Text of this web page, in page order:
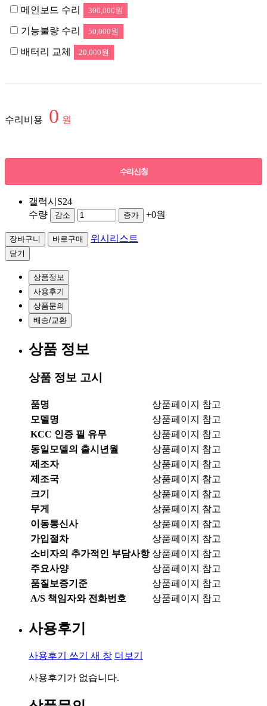
메인보드 수리 300,000원
기능불량 수리 50,000원
배터리 교체 20,000원
수리비용 0 원
수리신청
갤럭시S24
수량
감소 증가 +0원
위시리스트
닫기
상품정보
사용후기
상품문의
배송/교환
상품 정보
상품 정보 고시
품명
상품페이지 참고
모델명
상품페이지 참고
KCC 인증 필 유무
상품페이지 참고
동일모델의 출시년월
상품페이지 참고
제조자
상품페이지 참고
제조국
상품페이지 참고
크기
상품페이지 참고
무게
상품페이지 참고
이동통신사
상품페이지 참고
가입절차
상품페이지 참고
소비자의 추가적인 부담사항 상품페이지 참고
주요사양
상품페이지 참고
품질보증기준
상품페이지 참고
A/S 책임자와 전화번호
상품페이지 참고
사용후기
사용후기 쓰기 새 창 더보기
사용후기가 없습니다.